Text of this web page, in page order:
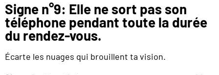
Signe n°9: Elle ne sort pas son
téléphone pendant toute la durée
du rendez-vous.
Écarte les nuages qui brouillent ta vision.